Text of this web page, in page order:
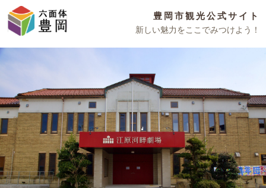
豊岡市観光公式サイト
新しい魅力をここでみつけよう！